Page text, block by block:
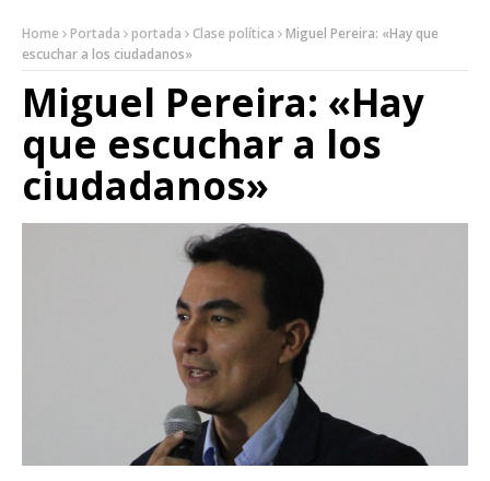
Home Portada portada Clase política
Miguel Pereira: «Hay que
escuchar a los ciudadanos»
Miguel Pereira: «Hay
que escuchar a los
ciudadanos»